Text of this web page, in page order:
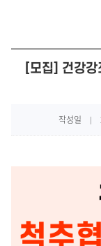
[모집] 건강
작성일 |